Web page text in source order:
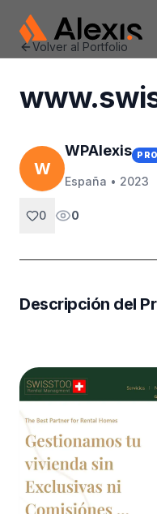
WpAlexis
Volver al Portfolio
W
WPAlexis PRO
España • 2023
0 0
Descripción del